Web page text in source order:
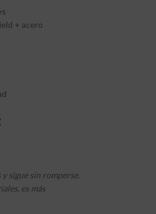
+ acero
sigue sin romperse.
es más